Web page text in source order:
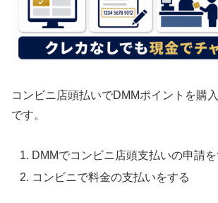
コンビニ店頭払いでDMMポイントを購
です。
DMMでコンビニ店頭支払いの申請を
コンビニで料金の支払いをする